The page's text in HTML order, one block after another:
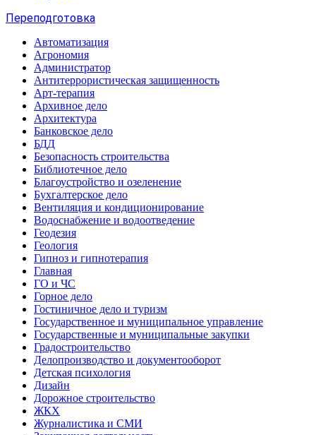
Переподготовка
Автоматизация
Агрономия
Администратор
Антитеррористическая защищенность
Арт-терапия
Архивное дело
Архитектура
Банковское дело
БДД
Безопасность строительства
Библиотечное дело
Благоустройство и озеленение
Бухгалтерское дело
Вентиляция и кондиционирование
Водоснабжение и водоотведение
Геодезия
Геология
Гипноз и гипнотерапия
Главная
ГО и ЧС
Горное дело
Гостиничное дело и туризм
Государственное и муниципальное управление
Государственные и муниципальные закупки
Градостроительство
Делопроизводство и документооборот
Детская психология
Дизайн
Дорожное строительство
ЖКХ
Журналистика и СМИ